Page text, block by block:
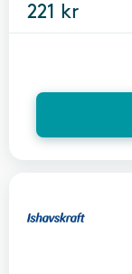
221 kr